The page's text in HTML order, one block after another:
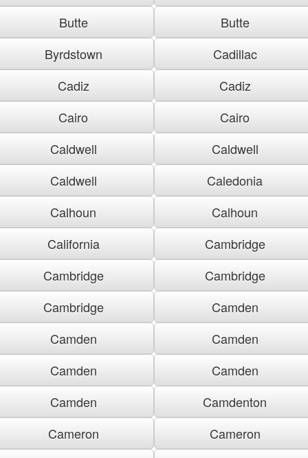
Butte
Butte
Byrdstown
Cadillac
Cadiz
Cadiz
Cairo
Cairo
Caldwell
Caldwell
Caldwell
Caledonia
Calhoun
Calhoun
California
Cambridge
Cambridge
Cambridge
Cambridge
Camden
Camden
Camden
Camden
Camden
Camden
Camdenton
Cameron
Cameron